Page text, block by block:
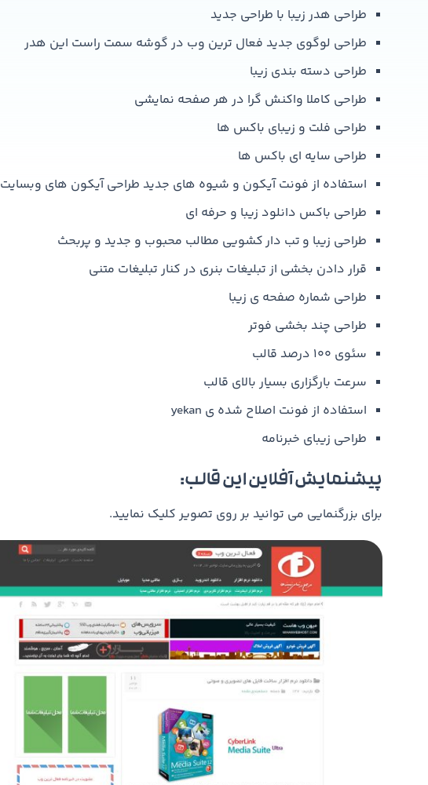
طراحی هدر زیبا با طراحی جدید
طراحی لوگوی جدید فعال ترین وب در گوشه سمت راست این هدر
طراحی دسته بندی زیبا
طراحی کاملا واکنش گرا در هر صفحه نمایشی
طراحی فلت و زیبای باکس ها
طراحی سایه ای باکس ها
استفاده از فونت آیکون و شیوه های جدید طراحی آیکون های وبسایت
طراحی باکس دانلود زیبا و حرفه ای
طراحی زیبا و تب دار کشویی مطالب محبوب و جدید و پربحث
قرار دادن بخشی از تبلیغات بنری در کنار تبلیغات متنی
طراحی شماره صفحه ی زیبا
طراحی چند بخشی فوتر
سئوی ۱۰۰ درصد قالب
سرعت بارگزاری بسیار بالای قالب
استفاده از فونت اصلاح شده ی yekan
طراحی زیبای خبرنامه
پیشنمایش آفلاین این قالب:
برای بزرگنمایی می توانید بر روی تصویر کلیک نمایید.